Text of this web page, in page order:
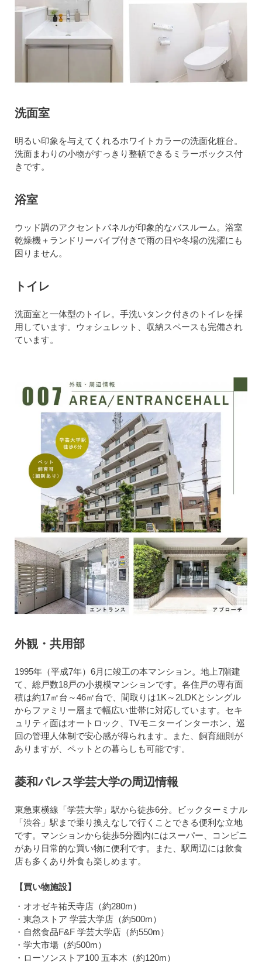
洗面室
明るい印象を与えてくれるホワイトカラーの洗面化粧台。
洗面まわりの小物がすっきり整頓できるミラーボックス付
きです。
浴室
ウッド調のアクセントパネルが印象的なバスルーム。浴室
乾燥機＋ランドリーパイプ付きで雨の日や冬場の洗濯にも
困りません。
トイレ
洗面室と一体型のトイレ。手洗いタンク付きのトイレを採
用しています。ウォシュレット、収納スペースも完備され
ています。
外観・共用部
1995年（平成7年）6月に竣工の本マンション。地上7階建
て、総戸数18戸の小規模マンションです。各住戸の専有面
積は約17㎡台～46㎡台で、間取りは1K～2LDKとシングル
からファミリー層まで幅広い世帯に対応しています。セキ
ュリティ面はオートロック、TVモニターインターホン、巡
回の管理人体制で安心感が得られます。また、飼育細則が
ありますが、ペットとの暮らしも可能です。
菱和パレス学芸大学の周辺情報
東急東横線「学芸大学」駅から徒歩6分。ビックターミナル
「渋谷」駅まで乗り換えなしで行くことできる便利な立地
です。マンションから徒歩5分圏内にはスーパー、コンビニ
があり日常的な買い物に便利です。また、駅周辺には飲食
店も多くあり外食も楽しめます。
【買い物施設】
・オオゼキ祐天寺店（約280m）
・東急ストア 学芸大学店（約500m）
・自然食品F&F 学芸大学店（約550m）
・学大市場（約500m）
・ローソンストア100 五本木（約120m）